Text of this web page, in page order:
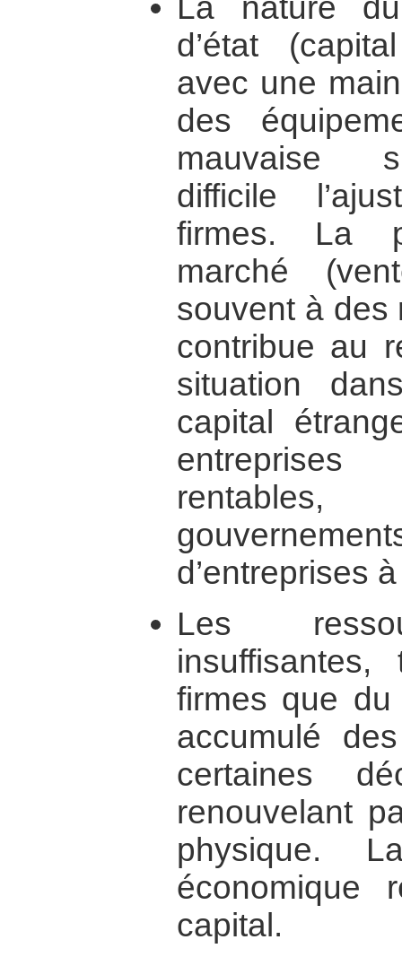
La nature
d’état
avec une
des
mauvaise
difficile
firmes. La
marché
souvent à des
contribue au
situation
capital
d’entreprises
Les
firmes que
accumulé
certaines
renouvelant
physique.
économique
capital.